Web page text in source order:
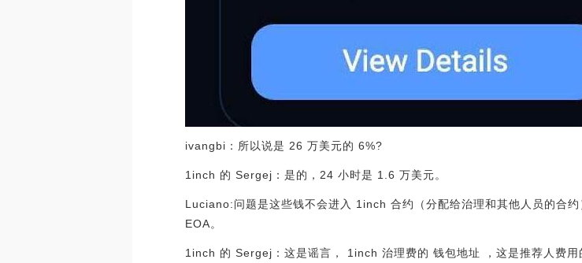
ivangbi：所以说是 26 万美元的 6%?
1inch 的 Sergej：是的，24 小时是 1.6 万美元。
Luciano:问题是这些钱不会进入 1inch 合约（分配给治理和其他人员的合
EOA。
1inch 的 Sergej：这是谣言， 1inch 治理费的 钱包地址 ，这是推荐人费用